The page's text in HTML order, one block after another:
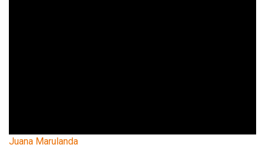
Juana Marulanda